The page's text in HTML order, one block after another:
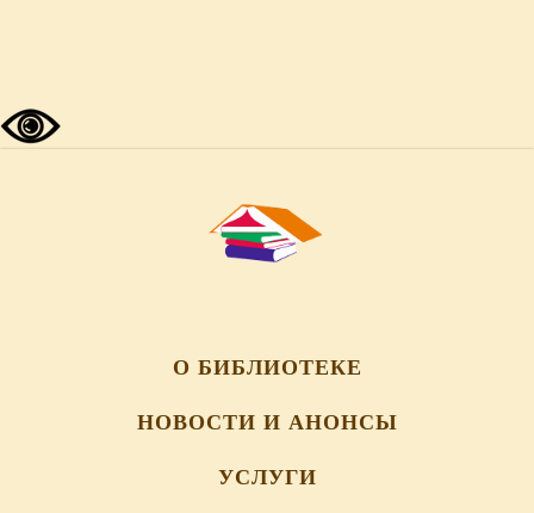
О БИБЛИОТЕКЕ
НОВОСТИ И АНОНСЫ
УСЛУГИ